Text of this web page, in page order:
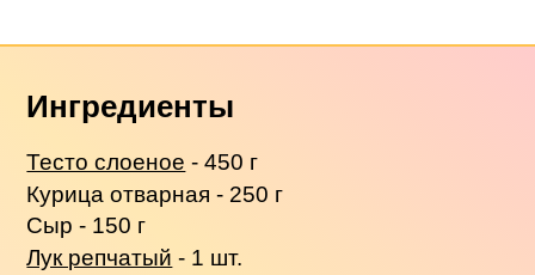
Ингредиенты
Тесто слоеное - 450 г
Курица отварная - 250 г
Сыр - 150 г
Лук репчатый - 1 шт.